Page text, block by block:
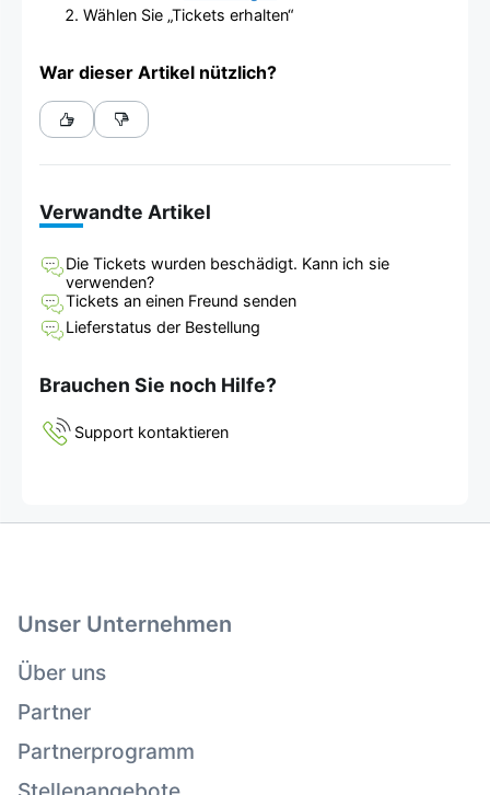
Wählen Sie „Tickets erhalten“
War dieser Artikel nützlich?
Verwandte Artikel
Die Tickets wurden beschädigt. Kann ich sie
verwenden?
Tickets an einen Freund senden
Lieferstatus der Bestellung
Brauchen Sie noch Hilfe?
Support kontaktieren
Unser Unternehmen
Über uns
Partner
Partnerprogramm